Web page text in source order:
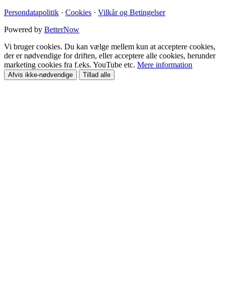
Persondatapolitik · Cookies · Vilkår og Betingelser
Powered by BetterNow
Vi bruger cookies. Du kan vælge mellem kun at acceptere cookies,
der er nødvendige for driften, eller acceptere alle cookies, herunder
marketing cookies fra f.eks. YouTube etc. Mere information
Afvis ikke-nødvendige Tillad alle